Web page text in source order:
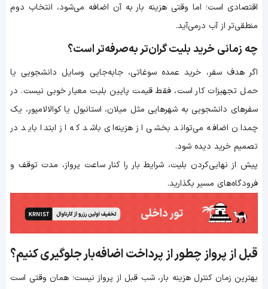
اقتصادی است؛ اما وقتی هزینه بار به آن اضافه می‌شود، انتخاب دوم
منطقی‌تر از آب درمی‌آید.
چه زمانی خرید بلیت گران‌تر به‌صرفه‌تر است؟
اگر هدف سفر، خرید عمده سوغاتی، جابه‌جایی وسایل دانشجویی یا
حمل تجهیزات کار است، فقط قیمت پایین بلیت معیار خوبی نیست. در
سفرهای دانشجویی به شهرهایی مثل میلان، استانبول یا کوالالامپور، یک
چمدان اضافه می‌تواند بخشی از هزینه‌ای باشد که از ابتدا باید در
تصمیم خرید دیده شود.
پیش از نهایی‌کردن بلیت، شرایط بار را کنار ساعت پرواز، مدت توقف و
فرودگاه‌های مسیر بگذارید.
قبل از پرواز چطور از پرداخت اضافه‌بار جلوگیری کنیم؟
بهترین زمان کنترل هزینه بار، شب قبل از پرواز نیست؛ همان وقتی است